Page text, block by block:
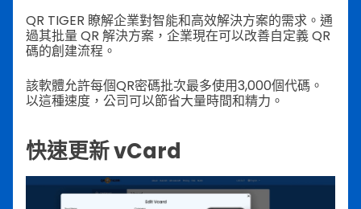
QR TIGER 瞭解企業對智能和高效解決方案的需求。通
過其批量 QR 解決方案，企業現在可以改善自定義 QR
碼的創建流程。
該軟體允許每個QR密碼批次最多使用3,000個代碼。
以這種速度，公司可以節省大量時間和精力。
快速更新 vCard